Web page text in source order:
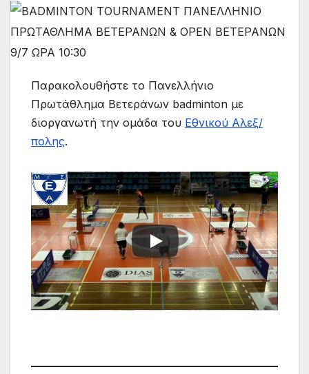
Παρακολουθήστε το Πανελλήνιο
Πρωτάθλημα Βετεράνων badminton με
διοργανωτή την ομάδα του Εθνικού Αλεξ/
πολης.